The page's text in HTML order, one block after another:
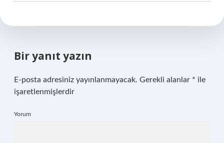
Bir yanıt yazın
E-posta adresiniz yayınlanmayacak. Gerekli alanlar * ile
işaretlenmişlerdir
Yorum